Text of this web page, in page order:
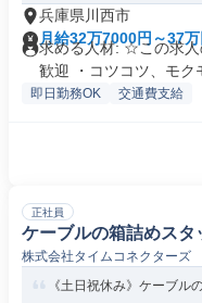
兵庫県川西市
月給32万7000円～37万
求める人材: ☆この求
歓迎 ・コツコツ、モク
即日勤務OK 交通費支給
正社員
ケーブルの箱詰めスタ
株式会社タイムコネクターズ
《土日祝休み》ケーブル